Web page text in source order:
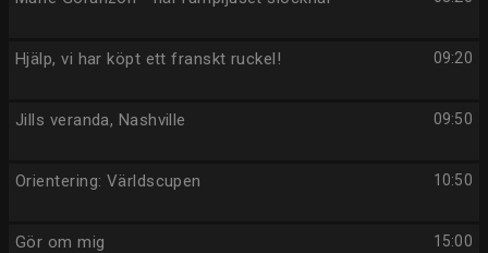
09:20
Hjälp, vi har köpt ett franskt ruckel!
09:50
Jills veranda, Nashville
10:50
Orientering: Världscupen
15:00
Gör om mig